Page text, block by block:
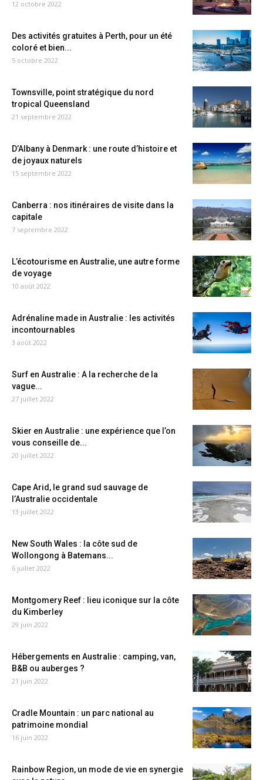
12 octobre 2022
Des activités gratuites à Perth, pour un été
coloré et bien...
5 octobre 2022
Townsville, point stratégique du nord
tropical Queensland
21 septembre 2022
D’Albany à Denmark : une route d’histoire et
de joyaux naturels
15 septembre 2022
Canberra : nos itinéraires de visite dans la
capitale
7 septembre 2022
L’écotourisme en Australie, une autre forme
de voyage
10 août 2022
Adrénaline made in Australie : les activités
incontournables
3 août 2022
Surf en Australie : A la recherche de la
vague...
27 juillet 2022
Skier en Australie : une expérience que l’on
vous conseille de...
20 juillet 2022
Cape Arid, le grand sud sauvage de
l’Australie occidentale
13 juillet 2022
New South Wales : la côte sud de
Wollongong à Batemans...
6 juillet 2022
Montgomery Reef : lieu iconique sur la côte
du Kimberley
29 juin 2022
Hébergements en Australie : camping, van,
B&B ou auberges ?
21 juin 2022
Cradle Mountain : un parc national au
patrimoine mondial
16 juin 2022
Rainbow Region, un mode de vie en synergie